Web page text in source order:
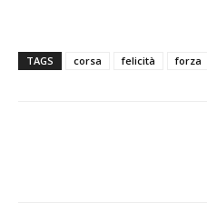
TAGS corsa felicità forza